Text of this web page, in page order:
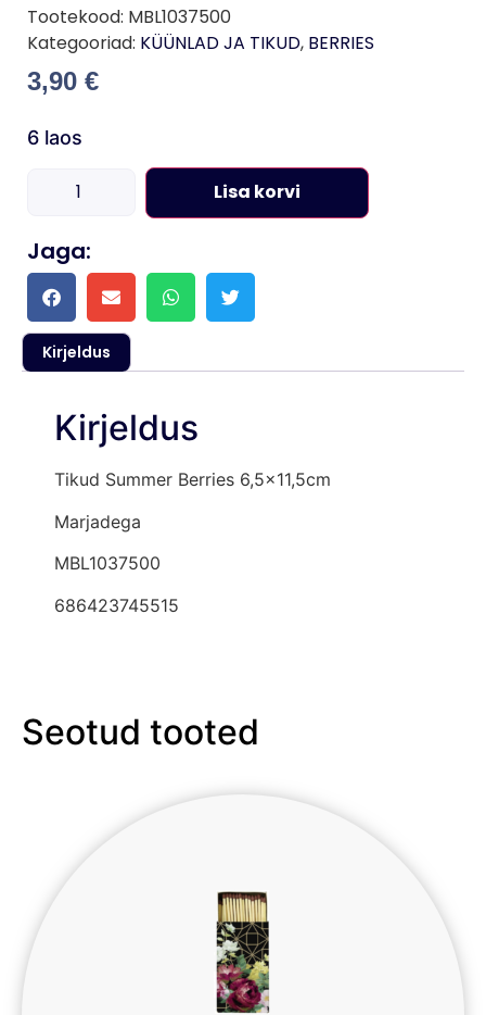
Tootekood: MBL1037500
Kategooriad: KÜÜNLAD JA TIKUD, BERRIES
3,90 €
6 laos
Lisa korvi
Jaga:
Kirjeldus
Kirjeldus
Tikud Summer Berries 6,5×11,5cm
Marjadega
MBL1037500
686423745515
Seotud tooted